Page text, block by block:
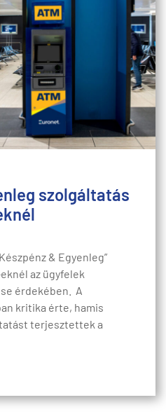
szolgáltatás
& Egyenleg”
az ügyfelek
érdekében. A
kritika érte, hamis
terjesztettek a